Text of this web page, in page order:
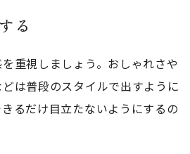
る
重視しましょう。おしゃれさや
は普段のスタイルで出すように
るだけ目立たないようにするの